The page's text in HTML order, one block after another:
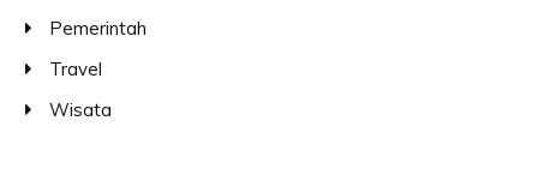
Pemerintah
Travel
Wisata